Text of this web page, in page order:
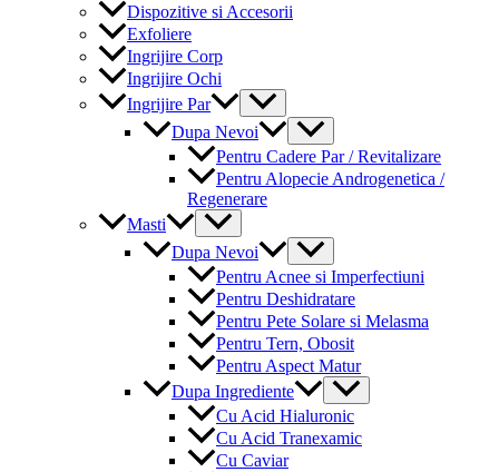
Dispozitive si Accesorii
Exfoliere
Ingrijire Corp
Ingrijire Ochi
Ingrijire Par
Menu
Toggle
Dupa Nevoi
Menu
Toggle
Pentru Cadere Par / Revitalizare
Pentru Alopecie Androgenetica /
Regenerare
Masti
Menu
Toggle
Dupa Nevoi
Menu
Toggle
Pentru Acnee si Imperfectiuni
Pentru Deshidratare
Pentru Pete Solare si Melasma
Pentru Tern, Obosit
Pentru Aspect Matur
Dupa Ingrediente
Menu
Toggle
Cu Acid Hialuronic
Cu Acid Tranexamic
Cu Caviar